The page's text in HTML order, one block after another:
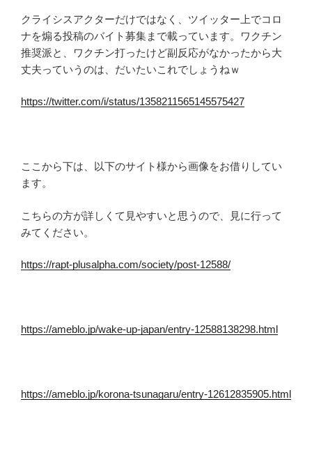
クライシスアクターだけではなく、ツイッター上でコロ
ナを煽る投稿のバイト募集まで載っています。ワクチン
推奨派と、ワクチン打ったけど副反応がなかったから大
丈夫っていうのは、だいたいこれでしょうねｗ
https://twitter.com/i/status/1358211565145575427
ここから下は、以下のサイト様から画像をお借りしてい
ます。
こちらの方が詳しくて見やすいと思うので、見に行って
みてください。
https://rapt-plusalpha.com/society/post-12588/
https://ameblo.jp/wake-up-japan/entry-12588138298.html
https://ameblo.jp/korona-tsunagaru/entry-12612835905.html